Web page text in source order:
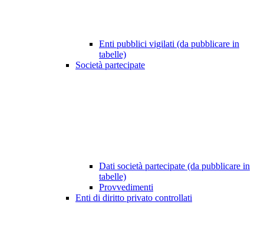
Enti pubblici vigilati (da pubblicare in
tabelle)
Società partecipate
Dati società partecipate (da pubblicare in
tabelle)
Provvedimenti
Enti di diritto privato controllati